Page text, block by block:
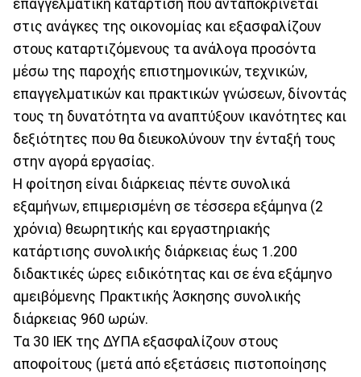
επαγγελματική κατάρτιση που ανταποκρίνεται
στις ανάγκες της οικονομίας και εξασφαλίζουν
στους καταρτιζόμενους τα ανάλογα προσόντα
μέσω της παροχής επιστημονικών, τεχνικών,
επαγγελματικών και πρακτικών γνώσεων, δίνοντάς
τους τη δυνατότητα να αναπτύξουν ικανότητες και
δεξιότητες που θα διευκολύνουν την ένταξή τους
στην αγορά εργασίας.
Η φοίτηση είναι διάρκειας πέντε συνολικά
εξαμήνων, επιμερισμένη σε τέσσερα εξάμηνα (2
χρόνια) θεωρητικής και εργαστηριακής
κατάρτισης συνολικής διάρκειας έως 1.200
διδακτικές ώρες ειδικότητας και σε ένα εξάμηνο
αμειβόμενης Πρακτικής Άσκησης συνολικής
διάρκειας 960 ωρών.
Τα 30 ΙΕΚ της ΔΥΠΑ εξασφαλίζουν στους
αποφοίτους (μετά από εξετάσεις πιστοποίησης